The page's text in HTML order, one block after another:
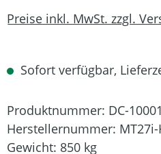
Preise inkl. MwSt. zzgl.
Sofort verfügbar,
Produktnummer: DC-
Herstellernummer: MT27i-
Gewicht: 850 kg